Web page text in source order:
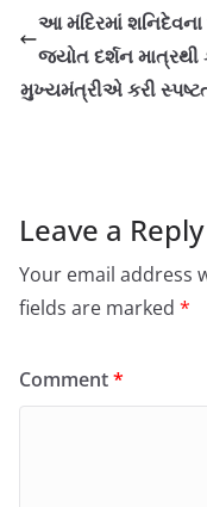
આ મંદિરમાં
જ્યોત દર્શન માત્રથી
મુખ્યમંત્રીએ કરી
Leave a Reply
Your email address
fields are marked *
Comment*